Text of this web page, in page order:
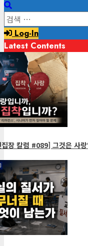
검
색:Log-In
Latest Contents
장 칼럼 #089] 그것은 사랑